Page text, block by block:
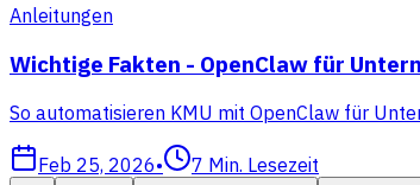
Anleitungen
Wichtige Fakten - OpenClaw für
So automatisieren KMU mit OpenClaw für
Feb 25, 2026• 7 Min. Lesezeit